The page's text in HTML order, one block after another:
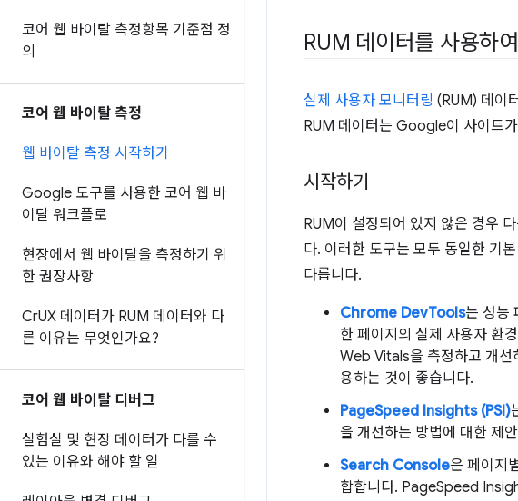
코어 웹 바이탈 측정항목 기준점 정
의
코어 웹 바이탈 측정
웹 바이탈 측정 시작하기
Google 도구를 사용한 코어 웹 바
이탈 워크플로
현장에서 웹 바이탈을 측정하기 위
한 권장사항
CrUX 데이터가 RUM 데이터와 다
른 이유는 무엇인가요?
코어 웹 바이탈 디버그
실험실 및 현장 데이터가 다를 수
있는 이유와 해야 할 일
RUM 데이터를 사용하
실제 사용자 모니터링 (RUM) 데이
RUM 데이터는 Google이 사이트가
시작하기
RUM이 설정되어 있지 않은 경우
다. 이러한 도구는 모두 동일한 기
다릅니다.
Chrome DevTools는 성능
한 페이지의 실제 사용자 환
Web Vitals을 측정하고 개
용하는 것이 좋습니다.
PageSpeed Insights (PSI)
을 개선하는 방법에 대한 제
Search Console은 페이지
합합니다. PageSpeed